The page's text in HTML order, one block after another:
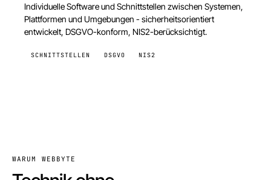
Individuelle Software und Schnittstellen zwischen Systemen,
Plattformen und Umgebungen - sicherheitsorientiert
entwickelt, DSGVO-konform, NIS2-berücksichtigt.
SCHNITTSTELLEN DSGVO NIS2
WARUM WEBBYTE